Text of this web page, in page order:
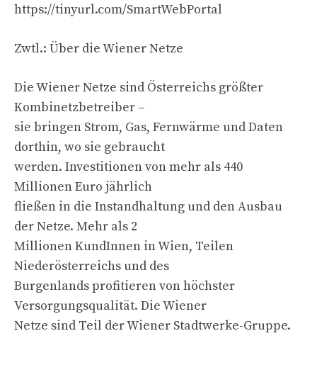
https://tinyurl.com/SmartWebPortal
Zwtl.: Über die Wiener Netze
Die Wiener Netze sind Österreichs größter
Kombinetzbetreiber –
sie bringen Strom, Gas, Fernwärme und Daten
dorthin, wo sie gebraucht
werden. Investitionen von mehr als 440
Millionen Euro jährlich
fließen in die Instandhaltung und den Ausbau
der Netze. Mehr als 2
Millionen KundInnen in Wien, Teilen
Niederösterreichs und des
Burgenlands profitieren von höchster
Versorgungsqualität. Die Wiener
Netze sind Teil der Wiener Stadtwerke-Gruppe.